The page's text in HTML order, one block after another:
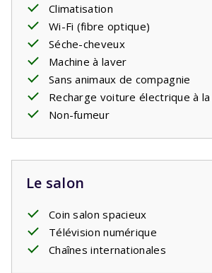
confortables avecsommier à ressorts
trois chambres du premier étage. Il y a
salle de bain avec une baignoire avec
y a des toilettes séparées.
Climatisation
Wi-Fi (fibre optique)
Séche-cheveux
Machine à laver
Sans animaux de compagnie
Recharge voiture électrique à
Non-fumeur
Le salon
Coin salon spacieux
Télévision numérique
Chaînes internationales